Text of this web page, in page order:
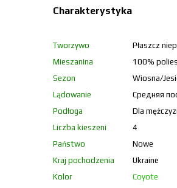
Charakterystyka
Tworzywo
Płaszcz
Mieszanina
100%
Sezon
Wiosna/
Lądowanie
Средняя
Podłoga
Dla
Liczba kieszeni
4
Państwo
Nowe
Kraj pochodzenia
Ukraine
Kolor
Coyote